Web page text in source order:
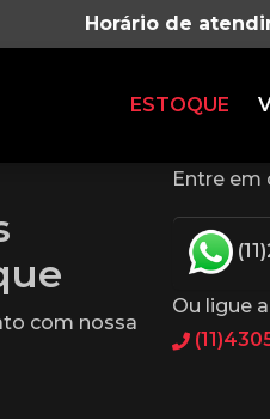
Horário de
ESTOQUE
com nossa
Entre em
Ou ligue